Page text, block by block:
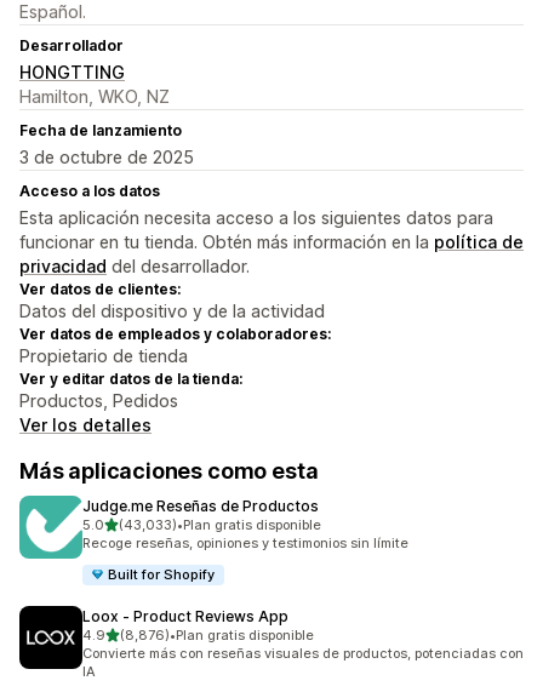
Español.
Desarrollador
HONGTTING
Hamilton, WKO, NZ
Fecha de lanzamiento
3 de octubre de 2025
Acceso a los datos
Esta aplicación necesita acceso a los siguientes datos para
funcionar en tu tienda. Obtén más información en la política de
privacidad del desarrollador.
Ver datos de clientes:
Datos del dispositivo y de la actividad
Ver datos de empleados y colaboradores:
Propietario de tienda
Ver y editar datos de la tienda:
Productos, Pedidos
Ver los detalles
Más aplicaciones como esta
Judge.me Reseñas de Productos
5.0de 5 estrellas
(43,033)
43033 reseñas en total
•Plan gratis disponible
Recoge reseñas, opiniones y testimonios sin límite
Built for Shopify
Loox ‑ Product Reviews App
4.9de 5 estrellas
(8,876)
8876 reseñas en total
•Plan gratis disponible
Convierte más con reseñas visuales de productos, potenciadas con
IA